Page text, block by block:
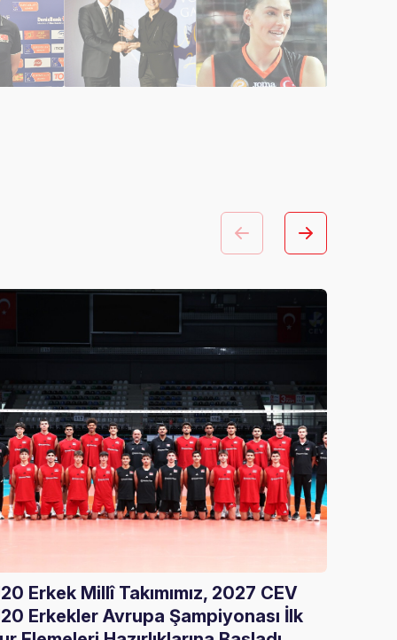
Erkek Millî Takımımız, 2027 CEV
Erkekler Avrupa Şampiyonası İlk